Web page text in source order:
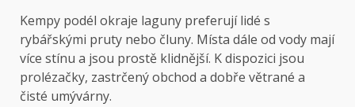
Kempy podél okraje laguny preferují lidé s
rybářskými pruty nebo čluny. Místa dále od vody mají
více stínu a jsou prostě klidnější. K dispozici jsou
prolézačky, zastrčený obchod a dobře větrané a
čisté umývárny.